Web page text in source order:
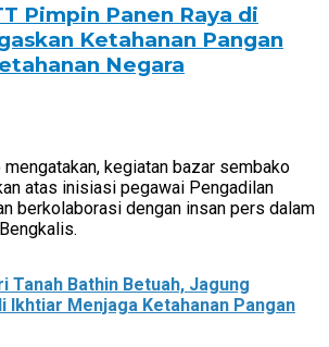
Pimpin Panen Raya di
Ketahanan Pangan
Negara
mengatakan, kegiatan bazar sembako
atas inisiasi pegawai Pengadilan
berkolaborasi dengan insan pers dalam
Tanah Bathin Betuah, Jagung
Ikhtiar Menjaga Ketahanan Pangan